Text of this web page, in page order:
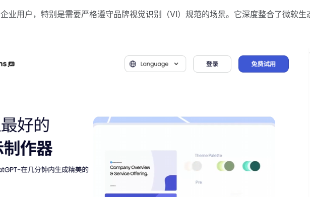
业用户，特别是需要严格遵守品牌视觉识别（VI）规范的场景。它深度整合了微软生